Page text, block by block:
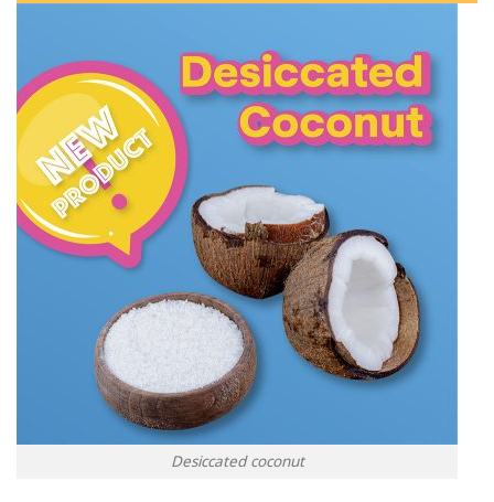
Desiccated coconut